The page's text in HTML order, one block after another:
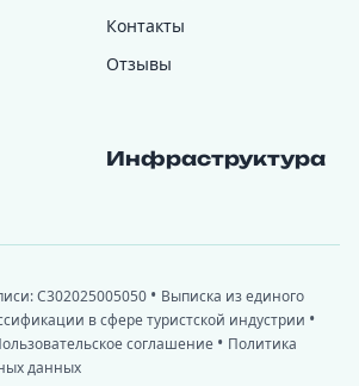
Контакты
Отзывы
Инфраструктура
С302025005050 • Выписка из единого
в сфере туристской индустрии •
соглашение • Политика
данных